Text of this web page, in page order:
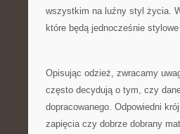
wszystkim na luźny styl życia.
które będą jednocześnie
Opisując odzież, zwracamy
często decydują o tym, czy
dopracowanego. Odpowiedni
zapięcia czy dobrze dobrany